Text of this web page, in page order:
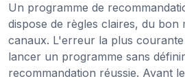
Un programme de
dispose de règles claires, du bon
canaux. L'erreur la plus courante
lancer un programme sans
recommandation réussie. Avant